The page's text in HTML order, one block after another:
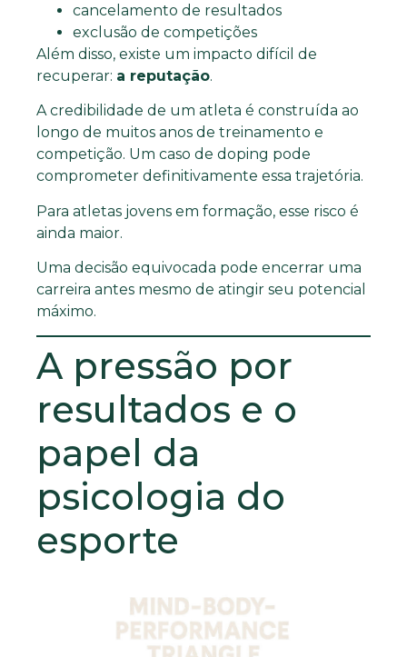
cancelamento de resultados
exclusão de competições
Além disso, existe um impacto difícil de
recuperar: a reputação.
A credibilidade de um atleta é construída ao
longo de muitos anos de treinamento e
competição. Um caso de doping pode
comprometer definitivamente essa trajetória.
Para atletas jovens em formação, esse risco é
ainda maior.
Uma decisão equivocada pode encerrar uma
carreira antes mesmo de atingir seu potencial
máximo.
A pressão por
resultados e o
papel da
psicologia do
esporte